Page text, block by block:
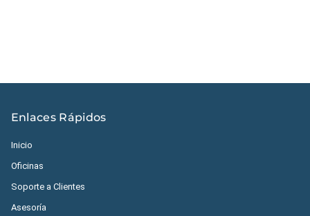
Enlaces Rápidos
Inicio
Oficinas
Soporte a Clientes
Asesoría